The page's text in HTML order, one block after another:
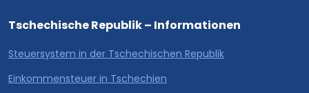
Tschechische Republik – Informationen
Steuersystem in der Tschechischen Republik
Einkommensteuer in Tschechien